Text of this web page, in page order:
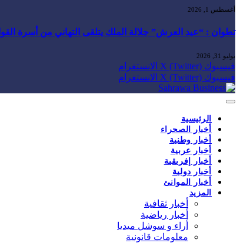
أغسطس 1, 2026
تطوان : “عيد العرش” جلالة الملك يتلقى التهاني من أسرة
يوليو 31, 2026
فيسبوك X (Twitter) الانستغرام
فيسبوك X (Twitter) الانستغرام
الرئيسية
أخبار الصحراء
أخبار وطنية
أخبار عربية
أخبار إفريقية
أخبار دولية
أخبار الموانئ
المزيد
أخبار ثقافية
أخبار رياضية
أراء و سوشل ميديا
معلومات قانونية